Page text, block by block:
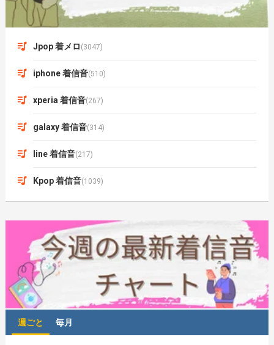
Jpop 着メロ (3047)
iphone 着信音(510)
xperia 着信音(267)
galaxy 着信音(314)
line 着信音(217)
Kpop 着信音(1039)
週ごと 毎月